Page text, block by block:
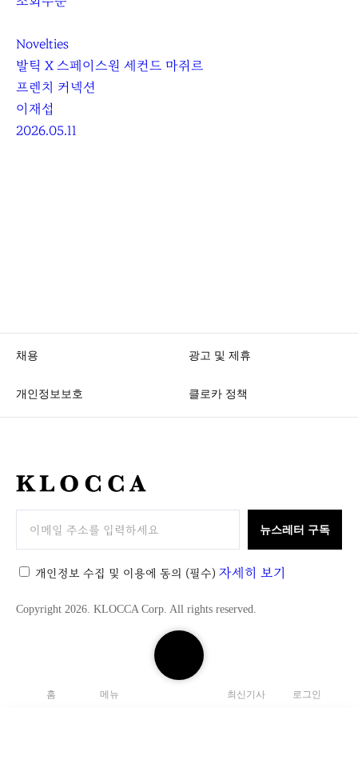
검
색
홈 메뉴 최신기사 로그인
Novelties
발틱 X 스페이스원 세컨드 마쥐르
프렌치 커넥션
이재섭
2026.05.11
채용 광고 및 제휴
개인정보보호 클로카 정책
K
C
뉴스레터 구독
개인정보 수집 및 이용에 동의 (필수) 자세히 보기
Copyright 2026. KLOCCA Corp. All rights reserved.